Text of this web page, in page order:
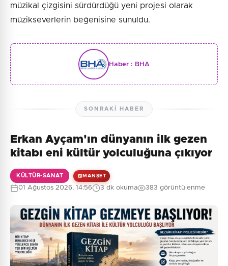
müzikal çizgisini sürdürdüğü yeni projesi olarak
müzikseverlerin beğenisine sunuldu.
Haber : BHA
SONRAKI HABER
Erkan Ayçam'ın dünyanın ilk gezen
kitabı eni kültür yolculuğuna çıkıyor
KÜLTÜR-SANAT MANŞET
01 Ağustos 2026, 14:56 3 dk okuma 383 görüntülenme